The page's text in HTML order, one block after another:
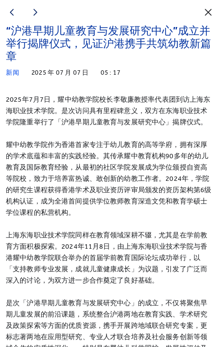
“沪港早期儿童教育与发展研究中心”成立并
举行揭牌仪式，见证沪港携手共筑幼教新篇
章
新闻 2025 年 07 月 07 日 05 : 17
2025年7月7日，耀中幼教学院校长李敬廉教授率代表团到访上海东
海职业技术学院。是次访问具有里程碑意义，双方在东海职业技术
学院隆重举行了「沪港早期儿童教育与发展研究中心」揭牌仪式。
耀中幼教学院作为香港首家专注于幼儿教育的高等学府，拥有深厚
的学术底蕴和丰富的实践经验。其传承耀中教育机构90多年的幼儿
教育及国际教育经验，从最初的社区学院发展成为学位颁授自资高
等院校，致力于培养富热诚、敢创新的幼教工作者。2024年，学院
的研究生课程获得香港学术及职业资历评审局颁发的资历架构第6级
机构认证，成为全港首间提供学位教师教育深造文凭和教育学硕士
学位课程的私营机构。
上海东海职业技术学院同样在教育领域深耕不辍，尤其是在学前教
育方面积极探索。2024年11月8日，由上海东海职业技术学院与香
港耀中幼教学院联合举办的首届学前教育国际论坛成功举行，以
「支持教师专业发展，成就儿童健康成长」为议题，引发了广泛而
深入的讨论，为双方进一步合作奠定了良好基础。
是次「沪港早期儿童教育与发展研究中心」的成立，不仅将聚焦早
期儿童发展的前沿课题，系统整合沪港两地在教育实践、学术研究
及政策探索等方面的优质资源，携手开展跨地域联合研究专案，更
标志著两地在应用型研究、专业人才联合培养及社会服务创新等领